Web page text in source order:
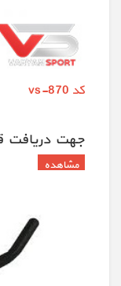
کد vs-870
جهت دريافت